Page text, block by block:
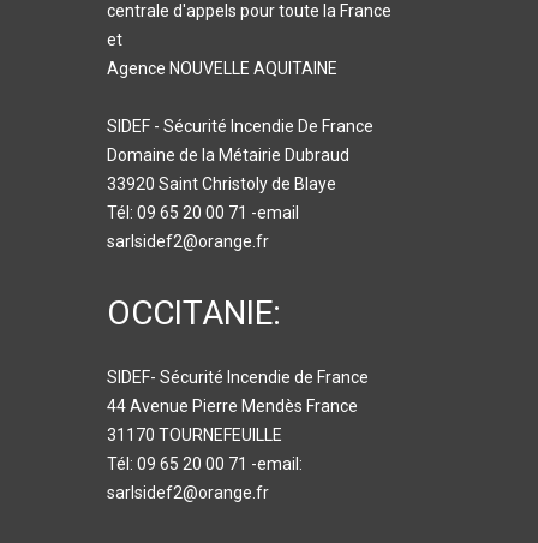
centrale d'appels pour toute la France
et
Agence NOUVELLE AQUITAINE
SIDEF - Sécurité Incendie De France
Domaine de la Métairie Dubraud
33920 Saint Christoly de Blaye
Tél: 09 65 20 00 71 -email
sarlsidef2@orange.fr
OCCITANIE:
SIDEF- Sécurité Incendie de France
44 Avenue Pierre Mendès France
31170 TOURNEFEUILLE
Tél: 09 65 20 00 71 -email:
sarlsidef2@orange.fr